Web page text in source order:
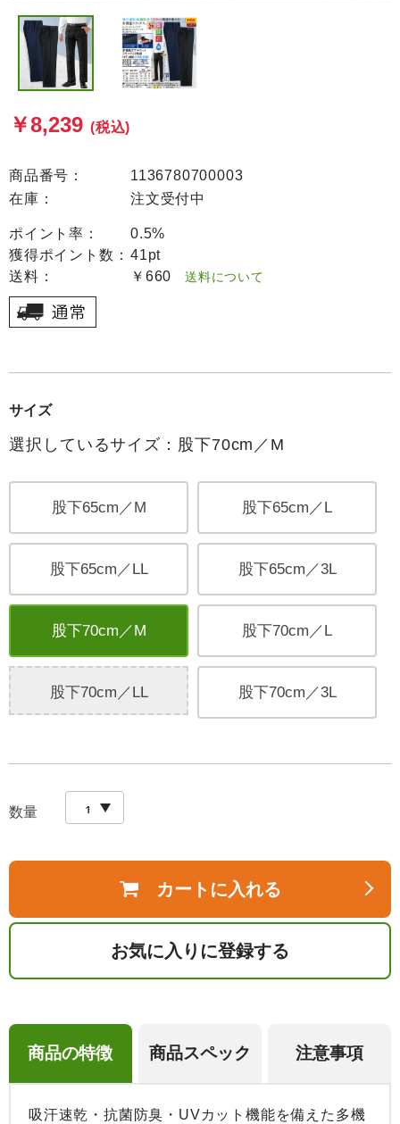
￥8,239 (税込)
商品番号：
1136780700003
在庫：
注文受付中
ポイント率：
0.5%
獲得ポイント数： 41pt
送料：
￥660 送料について
サイズ
選択しているサイズ：股下70cm／M
股下65cm／M 股下65cm／L
股下65cm／LL 股下65cm／3L
股下70cm／M 股下70cm／L
股下70cm／LL 股下70cm／3L
数量
カートに入れる
お気に入りに登録する
商品の特徴 商品スペック 注意事項
吸汗速乾・抗菌防臭・UVカット機能を備えた多機